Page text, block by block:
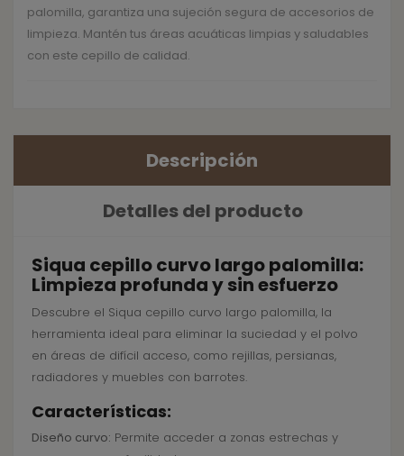
palomilla, garantiza una sujeción segura de accesorios de
limpieza. Mantén tus áreas acuáticas limpias y saludables
con este cepillo de calidad.
Descripción
Detalles del producto
Siqua cepillo curvo largo palomilla:
Limpieza profunda y sin esfuerzo
Descubre el Siqua cepillo curvo largo palomilla, la
herramienta ideal para eliminar la suciedad y el polvo
en áreas de difícil acceso, como rejillas, persianas,
radiadores y muebles con barrotes.
Características:
Diseño curvo: Permite acceder a zonas estrechas y